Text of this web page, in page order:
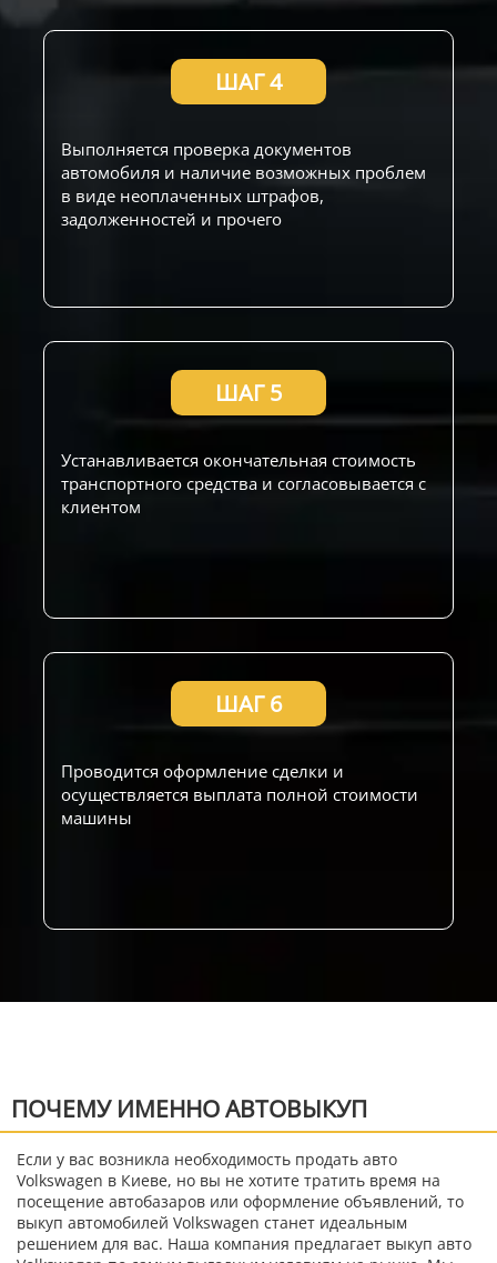
ШАГ 4
Выполняется проверка документов
автомобиля и наличие возможных проблем
в виде неоплаченных штрафов,
задолженностей и прочего
ШАГ 5
Устанавливается окончательная стоимость
транспортного средства и согласовывается с
клиентом
ШАГ 6
Проводится оформление сделки и
осуществляется выплата полной стоимости
машины
ПОЧЕМУ ИМЕННО АВТОВЫКУП
Если у вас возникла необходимость продать авто
Volkswagen в Киеве, но вы не хотите тратить время на
посещение автобазаров или оформление объявлений, то
выкуп автомобилей Volkswagen станет идеальным
решением для вас. Наша компания предлагает выкуп авто